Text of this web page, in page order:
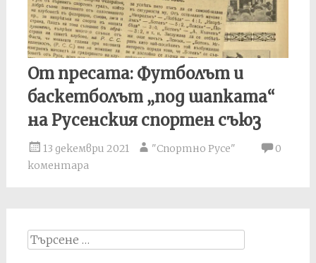
От пресата: Футболът и
баскетболът „под шапката“
на Русенския спортен съюз
13 декември 2021 "Спортно Русе"
0
коментара
Search